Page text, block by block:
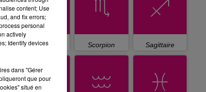
Balance Scorpion Sagittaire
content; Use
and fix errors;
personal
actively
Identify devices
dans "Gérer
que pour
situé en